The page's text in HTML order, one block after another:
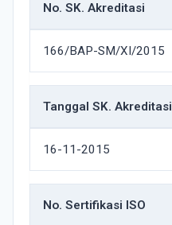
No. SK. Akreditasi
166/BAP-SM/XI/2015
Tanggal SK. Akreditasi
16-11-2015
No. Sertifikasi ISO